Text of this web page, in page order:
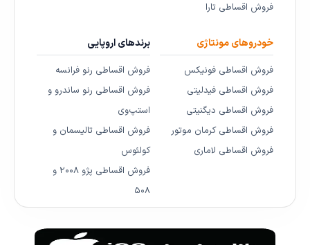
فروش اقساطی تارا
خودروهای مونتاژی
فروش اقساطی فونیکس
فروش اقساطی فیدلیتی
فروش اقساطی دیگنیتی
فروش اقساطی کرمان موتور
فروش اقساطی لاماری
برندهای اروپایی
فروش اقساطی رنو فرانسه
فروش اقساطی رنو ساندرو و
استپ‌وی
فروش اقساطی تالیسمان و
کولئوس
فروش اقساطی پژو ۲۰۰۸ و
۵۰۸